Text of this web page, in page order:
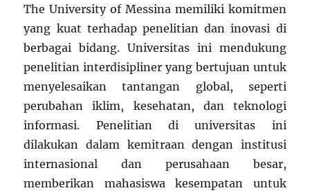
The University of Messina memiliki komitmen
yang kuat terhadap penelitian dan inovasi di
berbagai bidang. Universitas ini mendukung
penelitian interdisipliner yang bertujuan untuk
menyelesaikan tantangan global, seperti
perubahan iklim, kesehatan, dan teknologi
informasi. Penelitian di universitas ini
dilakukan dalam kemitraan dengan institusi
internasional dan perusahaan besar,
memberikan mahasiswa kesempatan untuk